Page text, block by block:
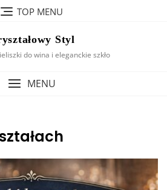
TOP MENU
Styl
do wina i eleganckie szkło
MENU